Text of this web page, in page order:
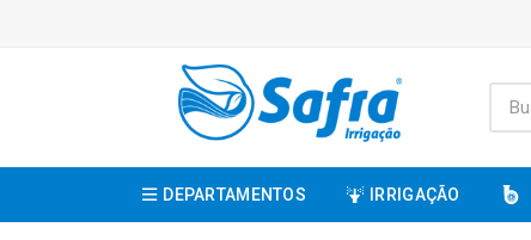
DEPARTAMENTOS IRRIGAÇÃO